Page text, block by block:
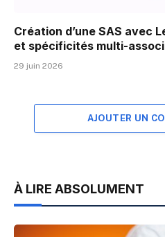
Création d’une SAS avec
et spécificités multi-
29 juin 2026
AJOUTER UN
À LIRE ABSOLUMENT